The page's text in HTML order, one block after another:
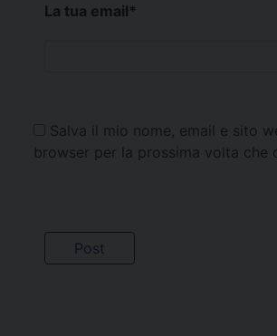
La tua email*
Salva il mio nome, email e sito
browser per la prossima volta che